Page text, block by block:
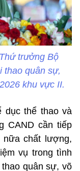
trưởng Bộ
thao quân sự,
khu vực II.
dục thể thao và
CAND cần tiếp
chất lượng,
vụ trong tình
quân sự, võ